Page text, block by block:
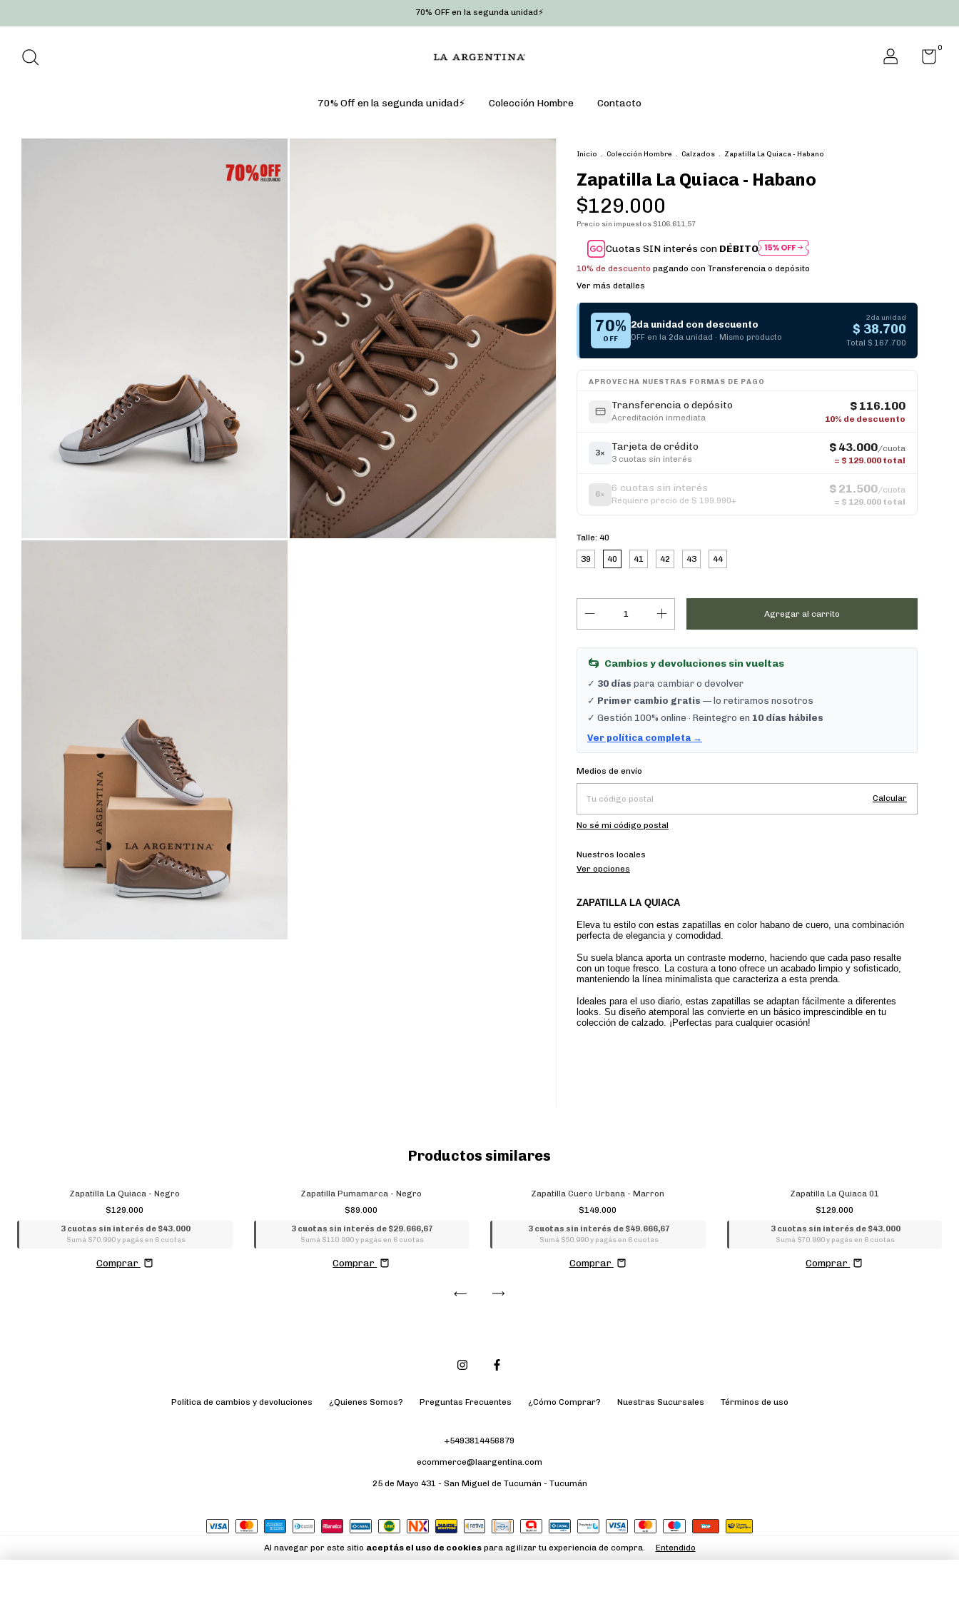
70% OFF en la segunda unidad⚡
0
70% Off en la segunda unidad⚡ Colección Hombre Contacto
Al navegar por este sitio aceptás el uso de cookiespara agilizar tu experiencia de compra. Entendido
Inicio . Colección Hombre . Calzados . Zapatilla La Quiaca - Habano
Zapatilla La Quiaca - Habano
$129.000
Precio sin impuestos $106.611,57
Cuotas SIN interés con DÉBITO
10% de descuento pagando con Transferencia o depósito
Ver más detalles
70%
OFF
2da unidad con descuento
OFF en la 2da unidad · Mismo producto
2da unidad
$ 38.700
Total $ 167.700
APROVECHA NUESTRAS FORMAS DE PAGO
Transferencia o depósito
Acreditación inmediata
$ 116.100
10% de descuento
3×
Tarjeta de crédito
3 cuotas sin interés
$ 43.000/cuota
= $ 129.000 total
6×
6 cuotas sin interés
Requiere precio de $ 199.990+
$ 21.500/cuota
= $ 129.000 total
Talle: 40
39 40 41 42 43 44
Cambios y devoluciones sin vueltas
✓ 30 días para cambiar o devolver
✓ Primer cambio gratis — lo retiramos nosotros
✓ Gestión 100% online · Reintegro en 10 días hábiles
Ver política completa →
Entregas para el CP:
Medios de envío
Calcular
No sé mi código postal
Nuestros locales
Ver opciones
ZAPATILLA LA QUIACA
Eleva tu estilo con estas zapatillas en color habano de cuero, una combinación
perfecta de elegancia y comodidad.
Su suela blanca aporta un contraste moderno, haciendo que cada paso resalte
con un toque fresco. La costura a tono ofrece un acabado limpio y sofisticado,
manteniendo la línea minimalista que caracteriza a esta prenda.
Ideales para el uso diario, estas zapatillas se adaptan fácilmente a diferentes
looks. Su diseño atemporal las convierte en un básico imprescindible en tu
colección de calzado. ¡Perfectas para cualquier ocasión!
Productos similares
Zapatilla La Quiaca - Negro
$129.000
3 cuotas sin interés de $43.000
Sumá $70.990 y pagás en 6 cuotas
Comprar
Zapatilla Pumamarca - Negro
$89.000
3 cuotas sin interés de $29.666,67
Sumá $110.990 y pagás en 6 cuotas
Comprar
Zapatilla Cuero Urbana - Marron
$149.000
3 cuotas sin interés de $49.666,67
Sumá $50.990 y pagás en 6 cuotas
Comprar
Zapatilla La Quiaca 01
$129.000
3 cuotas sin interés de $43.000
Sumá $70.990 y pagás en 6 cuotas
Comprar
Política de cambios y devoluciones ¿Quienes Somos? Preguntas Frecuentes ¿Cómo Comprar? Nuestras Sucursales Términos de uso
+5493814456879
ecommerce@laargentina.com
25 de Mayo 431 - San Miguel de Tucumán - Tucumán